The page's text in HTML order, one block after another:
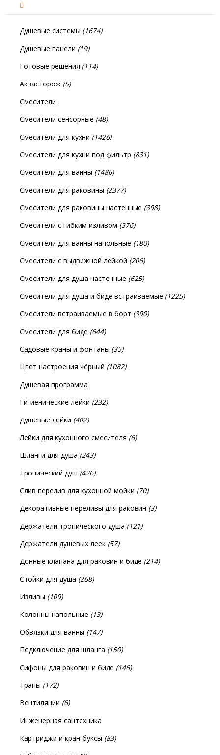
Душевые системы (1674)
Душевые панели (19)
Готовые решения (114)
Аквасторож (5)
Смесители
Смесители сенсорные (48)
Смесители для кухни (1426)
Смесители для кухни под фильтр (831)
Смесители для ванны (1486)
Смесители для раковины (2377)
Смесители для раковины настенные (398)
Смесители с гибким изливом (376)
Смесители для ванны напольные (180)
Смесители с выдвижной лейкой (206)
Смесители для душа настенные (625)
Смесители для душа и биде встраиваемые (1225)
Смесители встраиваемые в борт (390)
Смесители для биде (644)
Садовые краны и фонтаны (35)
Цвет настроения чёрный (1082)
Душевая программа
Гигиенические лейки (232)
Душевые лейки (402)
Лейки для кухонного смесителя (6)
Шланги для душа (243)
Тропический душ (426)
Слив перелив для кухонной мойки (70)
Декоративные переливы для раковин (3)
Держатели тропического душа (121)
Держатели душевых леек (57)
Донные клапана для раковин и биде (214)
Стойки для душа (268)
Изливы (109)
Колонны напольные (13)
Обвязки для ванны (147)
Подключение для шланга (150)
Сифоны для раковин и биде (146)
Трапы (172)
Вентиляции (6)
Инженерная сантехника
Картриджи и кран-буксы (83)